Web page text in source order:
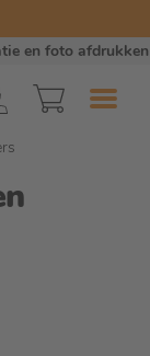
en foto afdrukken